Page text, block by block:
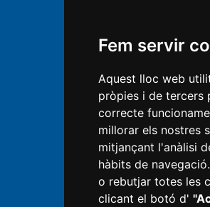
Fem servir
Aquest lloc web
pròpies i de tercers
correcte
millorar els nostres
mitjançant l'anàlisi
hàbits de
o rebutjar totes les
clicant el botó d'
Atenció al ciutadà
Mapa Web
Política de
Avís legal
Política de Cookies
Informació RGPD